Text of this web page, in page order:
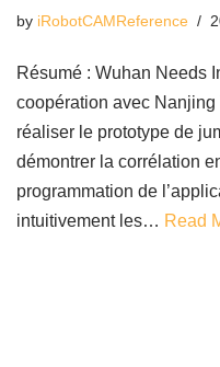
by iRobotCAMReference
Résumé : Wuhan Needs
coopération avec
réaliser le prototype de
démontrer la corrélation
programmation de
intuitivement les… Read